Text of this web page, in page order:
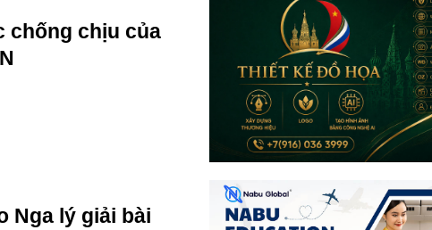
chống chịu của
Nga lý giải bài